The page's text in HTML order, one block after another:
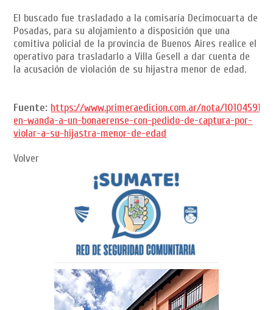
El buscado fue trasladado a la comisaría Decimocuarta de
Posadas, para su alojamiento a disposición que una
comitiva policial de la provincia de Buenos Aires realice el
operativo para trasladarlo a Villa Gesell a dar cuenta de
la acusación de violación de su hijastra menor de edad.
Fuente: https://www.primeraedicion.com.ar/nota/
en-wanda-a-un-bonaerense-con-pedido-de-captura-por-
violar-a-su-hijastra-menor-de-edad
Volver